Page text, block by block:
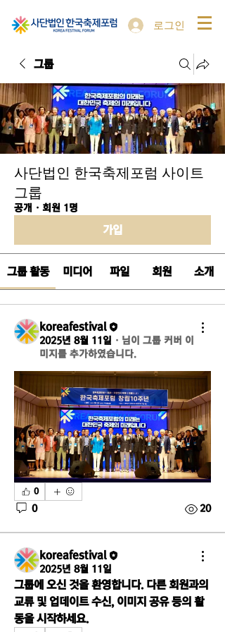
로그인
그룹
사단법인 한국축제포럼 사이트
그룹
공개 · 회원 1명
가입
그룹 활동 미디어 파일 회원 소개
koreafestival
2025년 8월 11일 · 님이 그룹 커버 이
미지를 추가하였습니다.
0
0 20
koreafestival
2025년 8월 11일
그룹에 오신 것을 환영합니다. 다른 회원과의
교류 및 업데이트 수신, 이미지 공유 등의 활
동을 시작하세요.